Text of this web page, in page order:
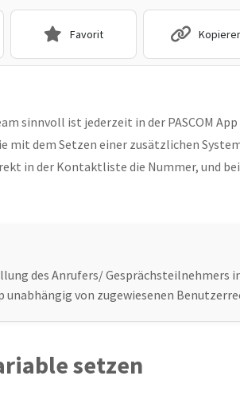
Favorit
sinnvoll ist jederzeit in der PASCOM
mit dem Setzen einer zusätzlichen
in der Kontaktliste die Nummer, und
des Anrufers/
unabhängig von zugewiesenen
setzen